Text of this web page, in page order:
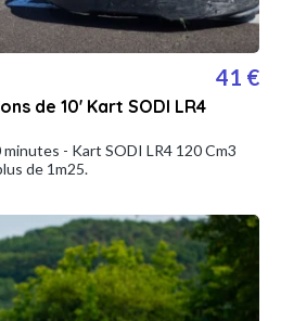
de 10' Kart SODI LR4
41 €
- Kart SODI LR4 120 Cm3
de 1m25.